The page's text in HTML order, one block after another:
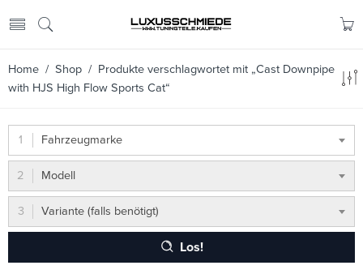
Home / Shop / Produkte verschlagwortet mit „Cast Downpipe
with HJS High Flow Sports Cat“
Fahrzeugmarke
Modell
Variante (falls benötigt)
Los!